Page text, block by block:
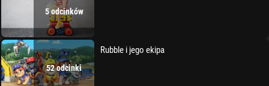
5 odcinków
52 odcinki
Rubble i jego ekipa